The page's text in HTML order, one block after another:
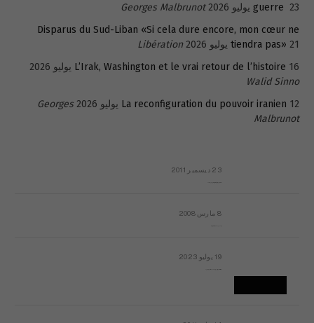
guerre 23 يوليو 2026
Georges Malbrunot
Disparus du Sud-Liban «Si cela dure encore, mon cœur ne
tiendra pas» 21 يوليو 2026
Libération
L’Irak, Washington et le vrai retour de l’histoire 16 يوليو 2026
Walid Sinno
La reconfiguration du pouvoir iranien 12 يوليو 2026
Georges
Malbrunot
23 ديسمبر 2011
8 مارس 2008
19 يوليو 2023